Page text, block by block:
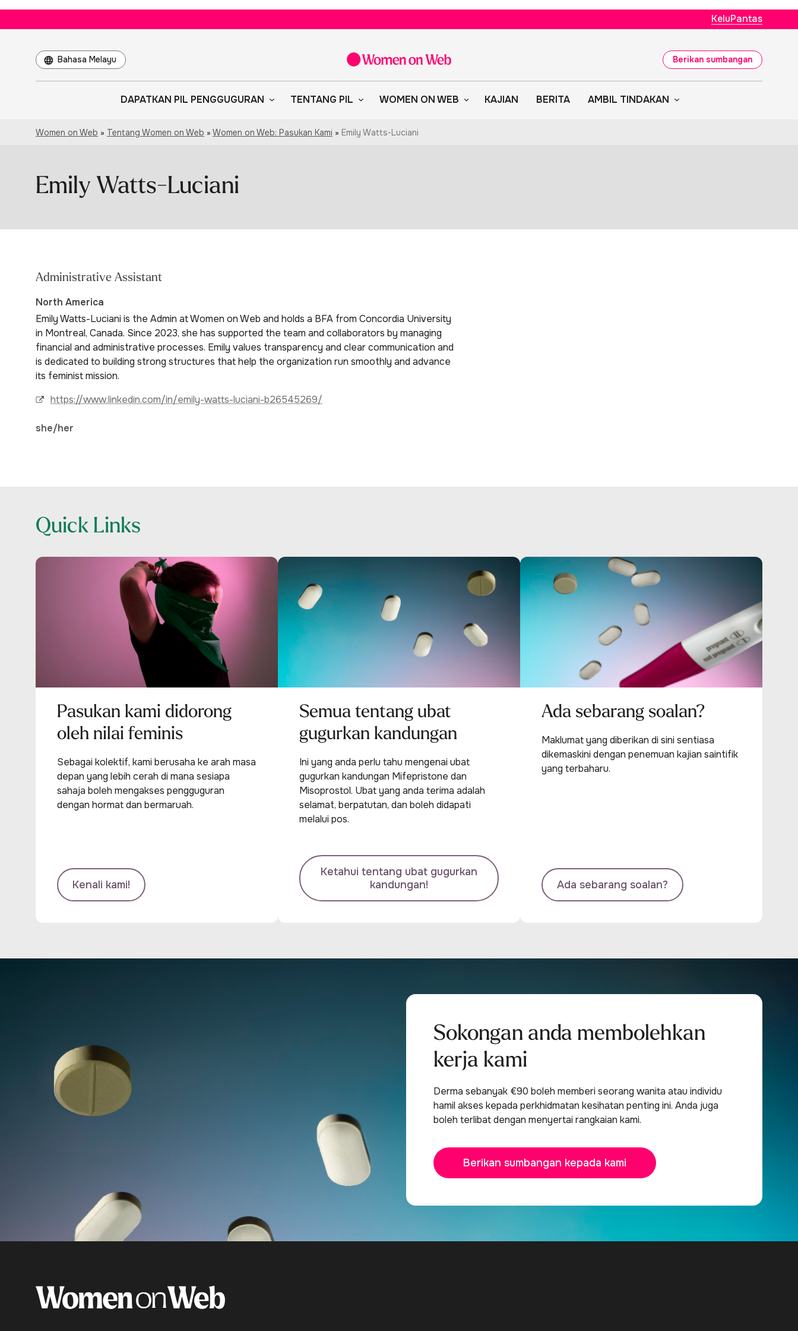
KeluPantas
Choose
a
language
Berikan sumbangan
DAPATKAN PIL PENGGUGURAN TENTANG PIL WOMEN ON WEB KAJIAN BERITA AMBIL TINDAKAN
Women on Web » Tentang Women on Web » Women on Web: Pasukan Kami » Emily Watts-Luciani
Emily Watts-Luciani
Administrative Assistant
North America
Emily Watts-Luciani is the Admin at Women on Web and holds a BFA from Concordia University
in Montreal, Canada. Since 2023, she has supported the team and collaborators by managing
financial and administrative processes. Emily values transparency and clear communication and
is dedicated to building strong structures that help the organization run smoothly and advance
its feminist mission.
https://www.linkedin.com/in/emily-watts-luciani-b26545269/
she/her
Quick Links
Pasukan kami didorong
oleh nilai feminis
Sebagai kolektif, kami berusaha ke arah masa
depan yang lebih cerah di mana sesiapa
sahaja boleh mengakses pengguguran
dengan hormat dan bermaruah.
Kenali kami!
Semua tentang ubat
gugurkan kandungan
Ini yang anda perlu tahu mengenai ubat
gugurkan kandungan Mifepristone dan
Misoprostol. Ubat yang anda terima adalah
selamat, berpatutan, dan boleh didapati
melalui pos.
Ketahui tentang ubat gugurkan
kandungan!
Ada sebarang soalan?
Maklumat yang diberikan di sini sentiasa
dikemaskini dengan penemuan kajian saintifik
yang terbaharu.
Ada sebarang soalan?
Sokongan anda membolehkan
kerja kami
Derma sebanyak €90 boleh memberi seorang wanita atau individu
hamil akses kepada perkhidmatan kesihatan penting ini. Anda juga
boleh terlibat dengan menyertai rangkaian kami.
Berikan sumbangan kepada kami